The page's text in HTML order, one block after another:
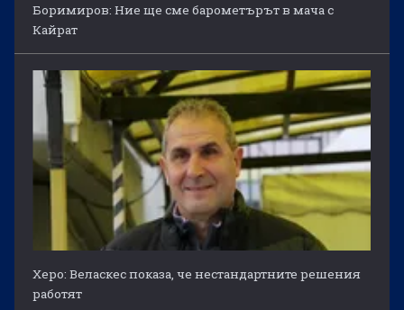
Боримиров: Ние ще сме барометърът в мача с
Кайрат
Херо: Веласкес показа, че нестандартните решения
работят